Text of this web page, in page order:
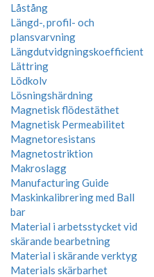
Låstång
Längd-, profil- och
plansvarvning
Längdutvidgningskoefficient
Lättring
Lödkolv
Lösningshärdning
Magnetisk flödestäthet
Magnetisk Permeabilitet
Magnetoresistans
Magnetostriktion
Makroslagg
Manufacturing Guide
Maskinkalibrering med Ball
bar
Material i arbetsstycket vid
skärande bearbetning
Material i skärande verktyg
Materials skärbarhet